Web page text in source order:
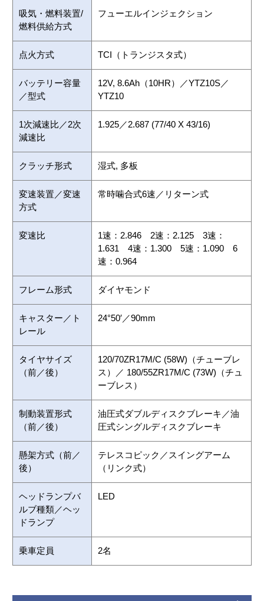
吸気・燃料装置/
燃料供給方式
フューエルインジェクション
点火方式 TCI（トランジスタ式）
バッテリー容量
／型式
12V, 8.6Ah（10HR）／YTZ10S／
YTZ10
1次減速比／2次
減速比
1.925／2.687 (77/40 X 43/16)
クラッチ形式 湿式, 多板
変速装置／変速
方式
常時噛合式6速／リターン式
変速比
1速：2.846 2速：2.125 3速：
1.631 4速：1.300 5速：1.090 6
速：0.964
フレーム形式 ダイヤモンド
キャスター／ト
レール
24°50′／90mm
タイヤサイズ
（前／後）
120/70ZR17M/C (58W)（チューブレ
ス）／ 180/55ZR17M/C (73W)（チュ
ーブレス）
制動装置形式
（前／後）
油圧式ダブルディスクブレーキ／油
圧式シングルディスクブレーキ
懸架方式（前／
後）
テレスコピック／スイングアーム
（リンク式）
ヘッドランプバ
ルブ種類／ヘッ
ドランプ
LED
乗車定員 2名